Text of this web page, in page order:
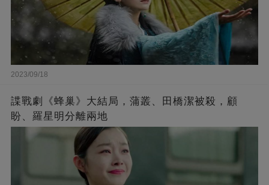
2023/09/18
諜戰劇《蜂巢》大結局，蒲叢、田橋潔被殺，顧
盼、羅星明分離兩地